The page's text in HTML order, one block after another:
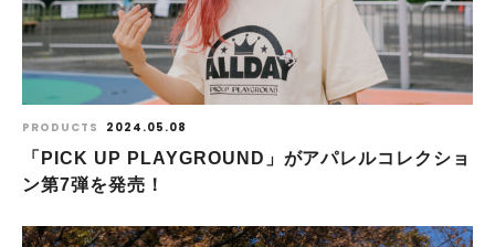
PRODUCTS 2024.05.08
「PICK UP PLAYGROUND」がアパレルコレクショ
ン第7弾を発売！